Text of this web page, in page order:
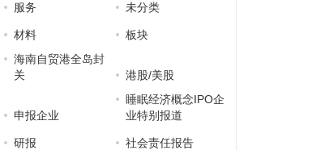
服务 未分类
材料
板块
海南自贸港全岛封
关
港股/美股
申报企业
睡眠经济概念IPO企
业特别报道
研报 社会责任报告